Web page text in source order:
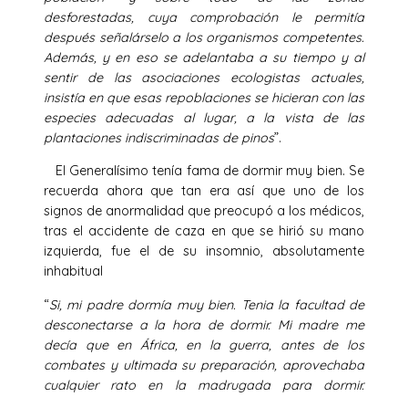
desforestadas, cuya comprobación le permitía
después señalárselo a los organismos competentes.
Además, y en eso se adelantaba a su tiempo y al
sentir de las asociaciones ecologistas actuales,
insistía en que esas repoblaciones se hicieran con las
especies adecuadas al lugar, a la vista de las
plantaciones indiscriminadas de pinos”.
El Generalísimo tenía fama de dormir muy bien. Se
recuerda ahora que tan era así que uno de los
signos de anormalidad que preocupó a los médicos,
tras el accidente de caza en que se hirió su mano
izquierda, fue el de su insomnio, absolutamente
inhabitual
“Si, mi padre dormía muy bien. Tenia la facultad de
desconectarse a la hora de dormir. Mi madre me
decía que en África, en la guerra, antes de los
combates y ultimada su preparación, aprovechaba
cualquier rato en la madrugada para dormir.